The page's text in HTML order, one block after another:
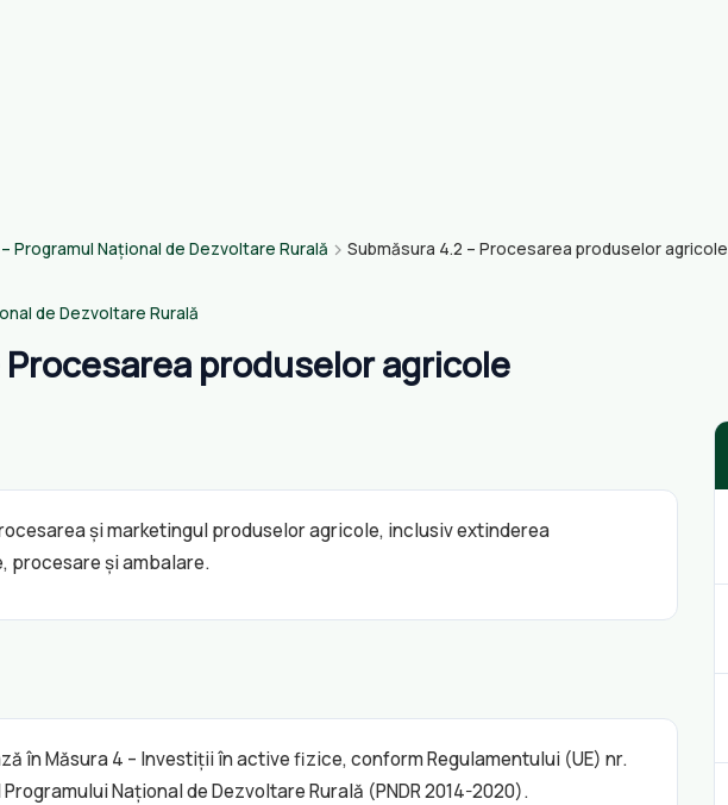
– Programul Național de Dezvoltare Rurală Submăsura 4.2 – Procesarea produselor agricole
de Dezvoltare Rurală
Procesarea produselor agricole
și marketingul produselor agricole, inclusiv extinderea
procesare și ambalare.
în Măsura 4 – Investiții în active fizice, conform Regulamentului (UE) nr.
Programului Național de Dezvoltare Rurală (PNDR 2014-2020).